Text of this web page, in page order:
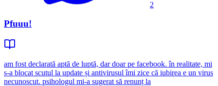
2
Pfuuu!
am fost declarată aptă de luptă, dar doar pe facebook. în realitate, mi
s-a blocat scutul la update și antivirusul îmi zice că iubirea e un virus
necunoscut. psihologul mi-a sugerat să renunț la